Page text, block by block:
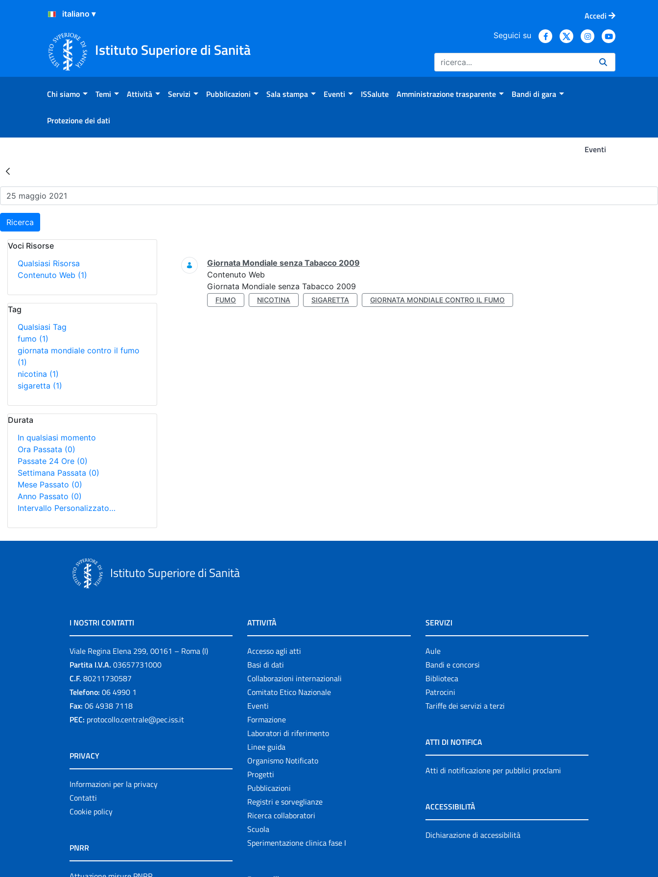
Salta al Contenuto
Salta al Footer
Accedi
Istituto Superiore di Sanità
Seguici su
Chi siamo Temi Attività Servizi Pubblicazioni Sala stampa Eventi ISSalute Amministrazione trasparente Bandi di gara
Protezione dei dati
Eventi
Risultati della Ricerca - Eventi
Ricerca
Voci Risorse
Qualsiasi Risorsa
Contenuto Web (1)
Tag
Qualsiasi Tag
fumo (1)
giornata mondiale contro il fumo
(1)
nicotina (1)
sigaretta (1)
Durata
In qualsiasi momento
Ora Passata (0)
Passate 24 Ore (0)
Settimana Passata (0)
Mese Passato (0)
Anno Passato (0)
Intervallo Personalizzato…
Ricerca
Giornata Mondiale senza Tabacco 2009
Contenuto Web
Giornata Mondiale senza Tabacco 2009
FUMO NICOTINA SIGARETTA GIORNATA MONDIALE CONTRO IL FUMO
Istituto Superiore di Sanità
I NOSTRI CONTATTI
Viale Regina Elena 299, 00161 – Roma (I)
Partita I.V.A. 03657731000
C.F. 80211730587
Telefono: 06 4990 1
Fax: 06 4938 7118
PEC: protocollo.centrale@pec.iss.it
PRIVACY
Informazioni per la privacy
Contatti
Cookie policy
PNRR
ATTIVITÀ
Accesso agli atti
Basi di dati
Collaborazioni internazionali
Comitato Etico Nazionale
Eventi
Formazione
Laboratori di riferimento
Linee guida
Organismo Notificato
Progetti
Pubblicazioni
Registri e sorveglianze
Ricerca collaboratori
Scuola
Sperimentazione clinica fase I
SERVIZI
Aule
Bandi e concorsi
Biblioteca
Patrocini
Tariffe dei servizi a terzi
ATTI DI NOTIFICA
Atti di notificazione per pubblici proclami
ACCESSIBILITÀ
Dichiarazione di accessibilità